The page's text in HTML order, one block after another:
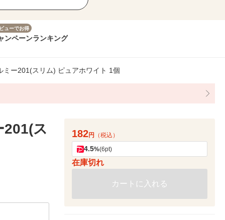
ューでお得
ンペーンランキング
ミー201(スリム) ピュアホワイト 1個
ス
182円 （税込）
4.5%(6pt)
在庫切れ
カートに入れる